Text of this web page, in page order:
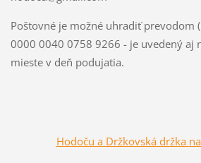
Poštovné je možné uhradiť prevodom
0000 0040 0758 9266 - je uvedený aj
mieste v deň podujatia.
Hodoču a Držkovská držka